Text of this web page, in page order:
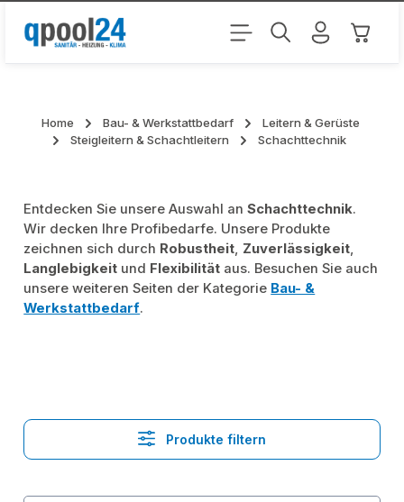
Zum Hauptinhalt springen
Home Bau- & Werkstattbedarf
Leitern & Gerüste
Steigleitern & Schachtleitern
Schachttechnik
Entdecken Sie unsere Auswahl anSchachttechnik.
Wir decken Ihre Profibedarfe. Unsere Produkte
zeichnen sich durch Robustheit, Zuverlässigkeit,
Langlebigkeit und Flexibilität aus. Besuchen Sie auch
unsere weiteren Seiten der Kategorie Bau- &
Werkstattbedarf.
Produkte filtern